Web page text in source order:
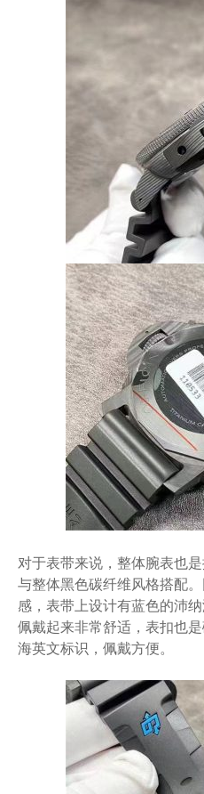
对于表带来说，整体腕表也
与整体黑色碳纤维风格搭配
感，表带上设计有蓝色的沛
佩戴起来非常舒适，表扣也
海英文标识，佩戴方便。